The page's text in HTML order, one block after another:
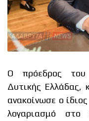
Ο πρόεδρος του
Δυτικής Ελλάδας,
ανακοίνωσε ο
λογαριασμό στο